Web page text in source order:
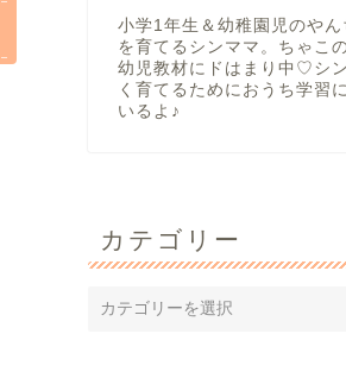
小学1年生＆幼稚園児のやん
を育てるシンママ。ちゃこ
幼児教材にドはまり中♡シ
く育てるためにおうち学習
いるよ♪
カテゴリー